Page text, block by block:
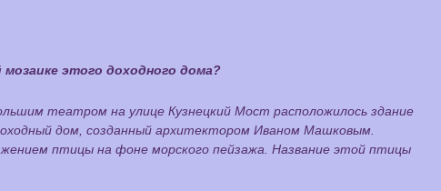
этого доходного дома?
театром на улице Кузнецкий Мост расположилось здание
дом, созданный архитектором Иваном Машковым.
птицы на фоне морского пейзажа. Название этой птицы